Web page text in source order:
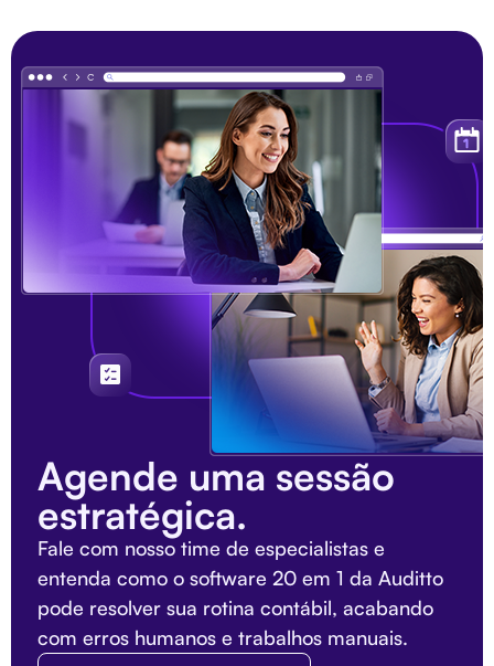
Agende uma sessão
estratégica.
Fale com nosso time de especialistas e
entenda como o software 20 em 1 da Auditto
pode resolver sua rotina contábil, acabando
com erros humanos e trabalhos manuais.